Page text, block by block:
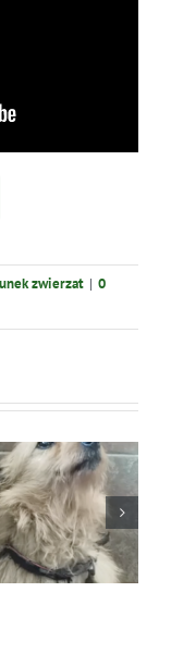
zwierzat | 0
Ratunek Lesia